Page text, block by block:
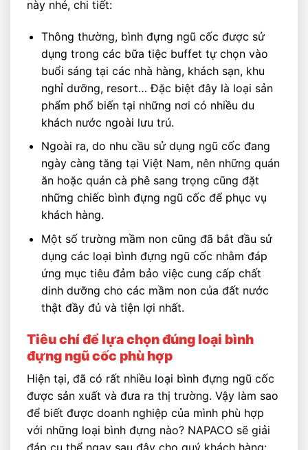
này nhé, chi tiết:
Thông thường, bình đựng ngũ cốc được sử
dụng trong các bữa tiệc buffet tự chọn vào
buổi sáng tại các nhà hàng, khách sạn, khu
nghỉ dưỡng, resort… Đặc biệt đây là loại sản
phẩm phổ biến tại những nơi có nhiều du
khách nước ngoài lưu trú.
Ngoài ra, do nhu cầu sử dụng ngũ cốc đang
ngày càng tăng tại Việt Nam, nên những quán
ăn hoặc quán cà phê sang trọng cũng đặt
những chiếc bình đựng ngũ cốc để phục vụ
khách hàng.
Một số trường mầm non cũng đã bắt đầu sử
dụng các loại bình đựng ngũ cốc nhằm đáp
ứng mục tiêu đảm bảo việc cung cấp chất
dinh dưỡng cho các mầm non của đất nước
thật đầy đủ và tiện lợi nhất.
Tiêu chí để lựa chọn đúng loại bình
đựng ngũ cốc phù hợp
Hiện tại, đã có rất nhiều loại bình đựng ngũ cốc
được sản xuất và đưa ra thị trường. Vậy làm sao
để biết được doanh nghiệp của mình phù hợp
với những loại bình đựng nào? NAPACO sẽ giải